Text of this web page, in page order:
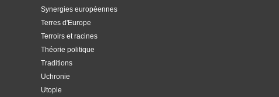
Synergies européennes
Terres d'Europe
Terroirs et racines
Théorie politique
Traditions
Uchronie
Utopie